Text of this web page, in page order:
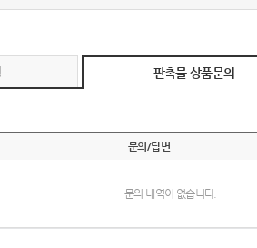
판촉물 상품문의
문의/답변
문의 내역이 없습니다.